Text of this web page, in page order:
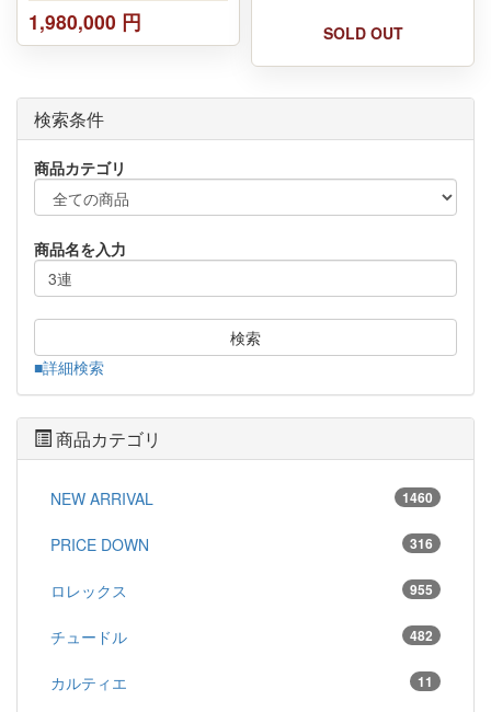
1,980,000 円 SOLD OUT
検索条件
商品カテゴリ
商品名を入力
検索
■詳細検索
商品カテゴリ
NEW ARRIVAL 1460
PRICE DOWN 316
ロレックス 955
チュードル 482
カルティエ 11